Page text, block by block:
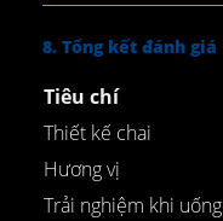
8. Tổng kết đánh giá
Tiêu chí
Thiết kế chai
Hương vị
Trải nghiệm khi uống